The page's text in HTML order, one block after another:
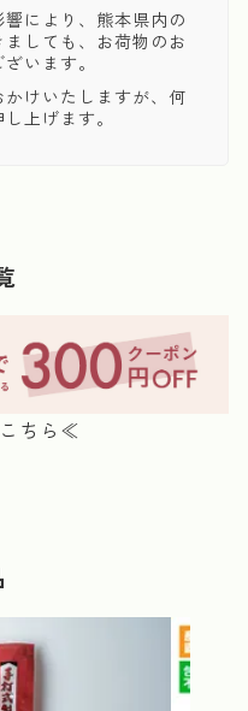
により、熊本県内の
しても、お荷物のお
います。
けいたしますが、何
上げます。
ちら≪